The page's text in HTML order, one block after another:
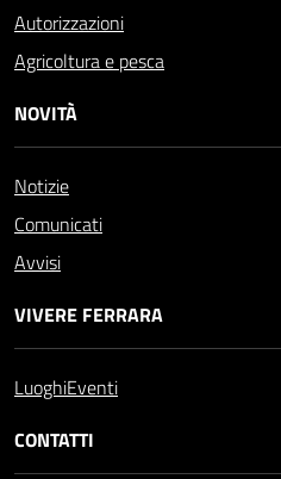
Autorizzazioni
Agricoltura e pesca
NOVITÀ
Notizie
Comunicati
Avvisi
VIVERE FERRARA
LuoghiEventi
CONTATTI